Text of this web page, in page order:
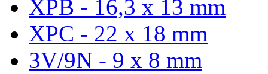
XPB - 16,3 x 13 mm
XPC - 22 x 18 mm
3V/9N - 9 x 8 mm